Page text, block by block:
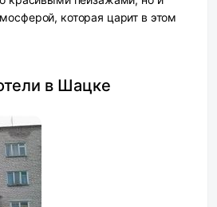
которая царит в этом
в Шацке